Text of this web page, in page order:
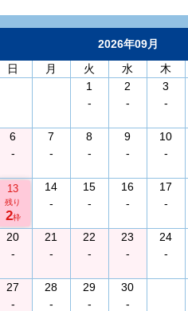
2026年09月
日
月 火 水 木
1
-
2
-
3
-
6
-
7
-
8
-
9
-
10
-
13
残り
2枠
14
-
15
-
16
-
17
-
20
-
21
-
22
-
23
-
24
-
27
-
28
-
29
-
30
-